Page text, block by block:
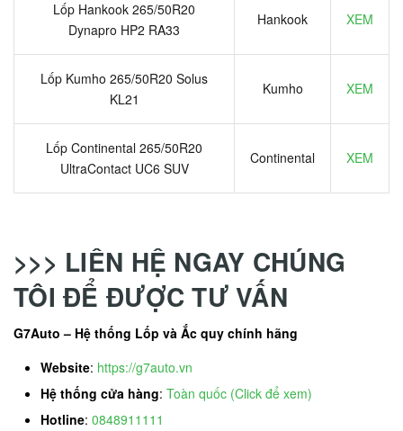
Lốp Hankook 265/50R20
Dynapro HP2 RA33
Hankook XEM
Lốp Kumho 265/50R20 Solus
KL21
Kumho XEM
Lốp Continental 265/50R20
UltraContact UC6 SUV
Continental XEM
>>> LIÊN HỆ NGAY CHÚNG
TÔI ĐỂ ĐƯỢC TƯ VẤN
G7Auto – Hệ thống Lốp và Ắc quy chính hãng
Website: https://g7auto.vn
Hệ thống cửa hàng: Toàn quốc (Click để xem)
Hotline: 0848911111